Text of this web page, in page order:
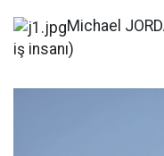
Michael
iş insanı)